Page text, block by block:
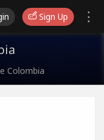
Sign Up
Colombia